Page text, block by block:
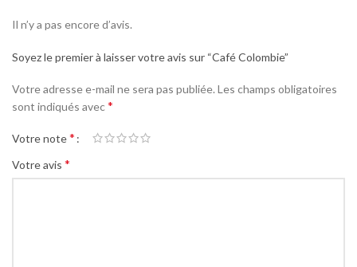
Il n’y a pas encore d’avis.
Soyez le premier à laisser votre avis sur “Café Colombie”
Votre adresse e-mail ne sera pas publiée. Les champs obligatoires
sont indiqués avec*
Votre note*
Votre avis *